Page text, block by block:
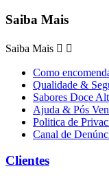
Saiba Mais
Saiba Mais  
Como
Qualidade &
Sabores Doce
Ajuda & Pós
Politica de
Canal de
Clientes